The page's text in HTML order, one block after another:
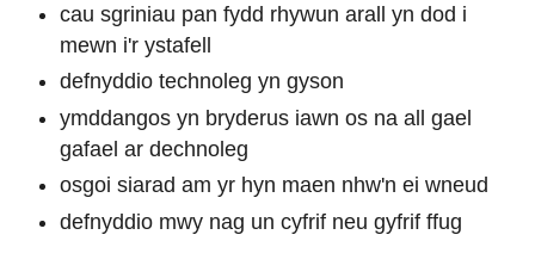
cau sgriniau pan fydd rhywun arall yn dod i
mewn i'r ystafell
defnyddio technoleg yn gyson
ymddangos yn bryderus iawn os na all gael
gafael ar dechnoleg
osgoi siarad am yr hyn maen nhw'n ei wneud
defnyddio mwy nag un cyfrif neu gyfrif ffug